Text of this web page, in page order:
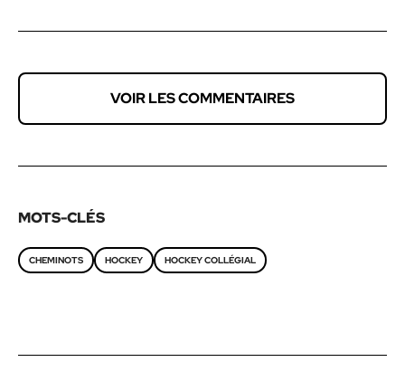
VOIR LES COMMENTAIRES
MOTS-CLÉS
CHEMINOTS HOCKEY HOCKEY COLLÉGIAL